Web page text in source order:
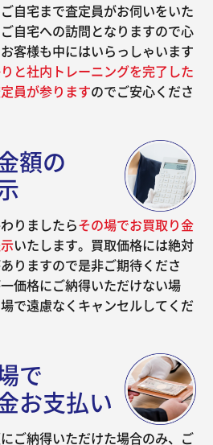
自宅まで査定員がお伺いをいた
自宅への訪問となりますので心
客様も中にはいらっしゃいます
と社内トレーニングを完了した
員が参りますのでご安心くださ
額の
りましたらその場でお買取り金
いたします。買取価格には絶対
りますので是非ご期待くださ
価格にご納得いただけない場
で遠慮なくキャンセルしてくだ
で
お支払い
ご納得いただけた場合のみ、ご